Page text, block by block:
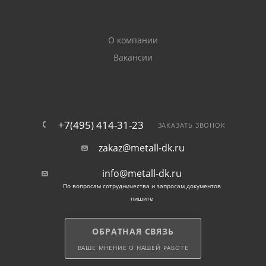
О компании
Вакансии
+7(495) 414-31-23 ЗАКАЗАТЬ ЗВОНОК
zakaz@metall-dk.ru
info@metall-dk.ru
По вопросам сотрудничества и запросам документов
пишите
ОБРАТНАЯ СВЯЗЬ
ВАШЕ МНЕНИЕ О НАШЕЙ РАБОТЕ